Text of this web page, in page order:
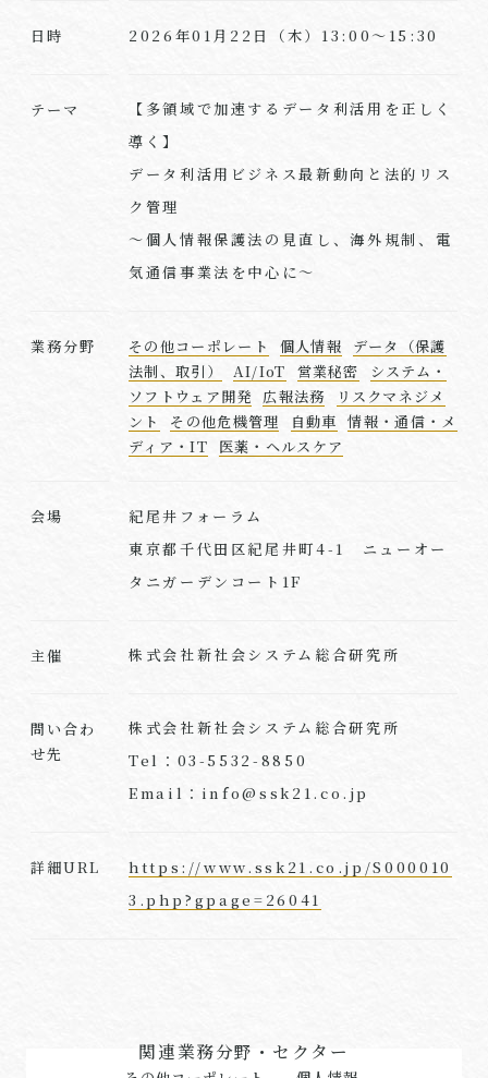
日時 2026年01月22日（木）13:00～15:30
テーマ
【多領域で加速するデータ利活用を正しく
導く】
データ利活用ビジネス最新動向と法的リス
ク管理
〜個人情報保護法の見直し、海外規制、電
気通信事業法を中心に〜
業務分野 その他コーポレート 個人情報
データ（保護
法制、取引）
AI/IoT 営業秘密
システム・
ソフトウェア開発
広報法務
リスクマネジメ
ント
その他危機管理 自動車 情報・通信・メ
ディア・IT
医薬・ヘルスケア
会場
紀尾井フォーラム
東京都千代田区紀尾井町4-1 ニューオー
タニガーデンコート1F
主催 株式会社新社会システム総合研究所
問い合わ
せ先
株式会社新社会システム総合研究所
Tel：03-5532-8850
Email：info@ssk21.co.jp
詳細URL
https://www.ssk21.co.jp/S000010
3.php?gpage=26041
関連業務分野・セクター